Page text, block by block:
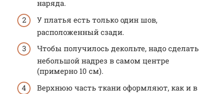
наряда.
У платья есть только один шов,
расположенный сзади.
Чтобы получилось декольте, надо сделать
небольшой надрез в самом центре
(примерно 10 см).
Верхнюю часть ткани оформляют, как и в